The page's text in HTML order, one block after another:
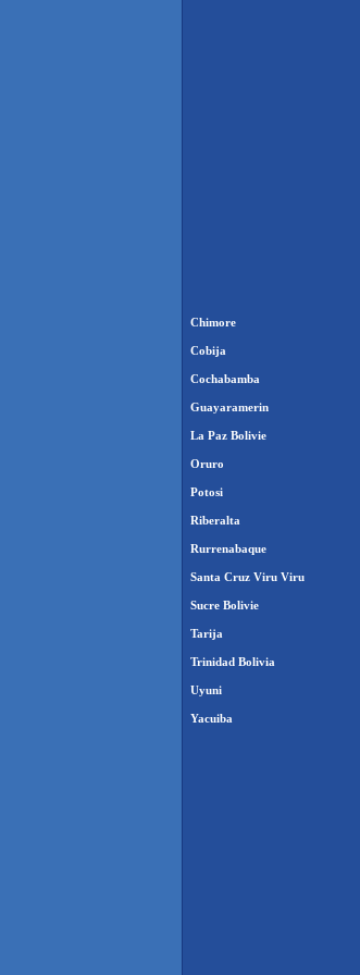
Chimore
Cobija
Cochabamba
Guayaramerin
La Paz Bolivie
Oruro
Potosi
Riberalta
Rurrenabaque
Santa Cruz Viru Viru
Sucre Bolivie
Tarija
Trinidad Bolivia
Uyuni
Yacuiba